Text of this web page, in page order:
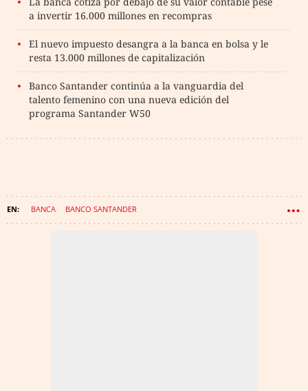
a invertir 16.000 millones en recompras
El nuevo impuesto desangra a la banca en bolsa y le
resta 13.000 millones de capitalización
Banco Santander continúa a la vanguardia del
talento femenino con una nueva edición del
programa Santander W50
BANCA BANCO SANTANDER